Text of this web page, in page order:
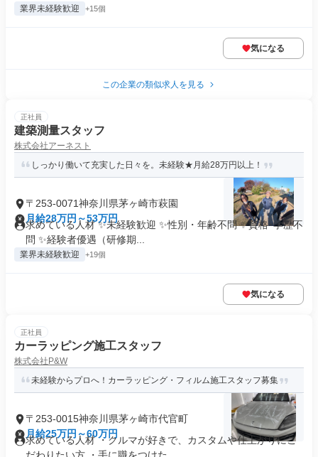
業界未経験歓迎 +15個
気になる
この企業の類似求人を見る
正社員
建築測量スタッフ
株式会社アーネスト
しっかり働いて充実した日々を。未経験★月給28万円以上！
〒253-0071神奈川県茅ヶ崎市萩園
月給28万円～53万円
求めている人材 ✨未経験歓迎 ✨性別・年齢不問 ✨資格･学歴不
問 ✨経験者優遇（研修期...
業界未経験歓迎 +19個
気になる
正社員
カーラッピング施工スタッフ
株式会社P&W
未経験からプロへ！カーラッピング・フィルム施工スタッフ募集
〒253-0015神奈川県茅ヶ崎市代官町
月給25万円～60万円
求めている人材 ・クルマが好きで、カスタムや仕上がりにこ